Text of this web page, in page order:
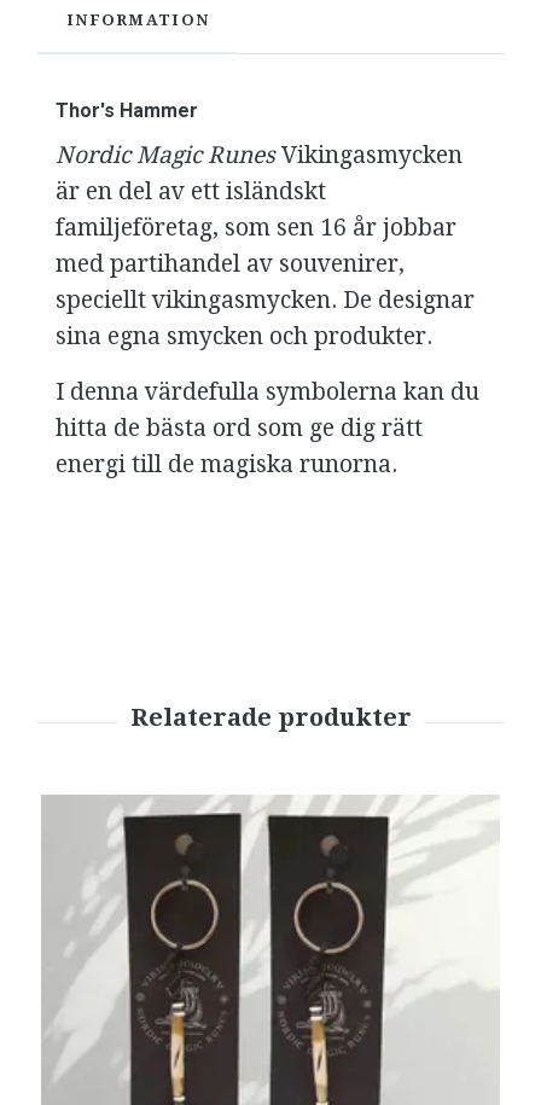
INFORMATION
Thor's Hammer
Nordic Magic RunesVikingasmycken
är en del av ett isländskt
familjeföretag, som sen 16 år jobbar
med partihandel av souvenirer,
speciellt vikingasmycken. De designar
sina egna smycken och produkter.
I denna värdefulla symbolerna kan du
hitta de bästa ord som ge dig rätt
energi till de magiska runorna.